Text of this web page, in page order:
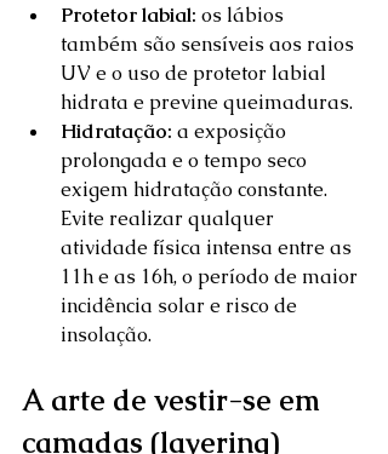
Protetor labial: os lábios
também são sensíveis aos raios
UV e o uso de protetor labial
hidrata e previne queimaduras.
Hidratação: a exposição
prolongada e o tempo seco
exigem hidratação constante.
Evite realizar qualquer
atividade física intensa entre as
11h e as 16h, o período de maior
incidência solar e risco de
insolação.
A arte de vestir-se em
camadas (layering)